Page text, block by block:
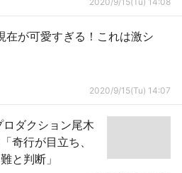
在が可愛すぎる！これは激シ
2020/9/15(Tu) 14:07
ダクション尾木
奇行が目立ち、
と判断」